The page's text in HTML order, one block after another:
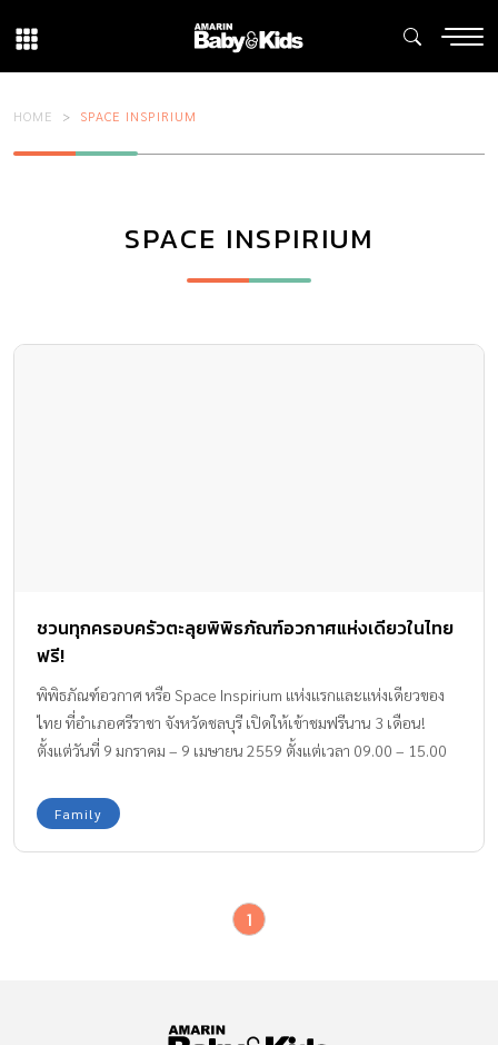
HOME SPACE INSPIRIUM
SPACE INSPIRIUM
ชวนทุกครอบครัวตะลุยพิพิธภัณฑ์อวกาศแห่งเดียวในไทย
ฟรี!
พิพิธภัณฑ์อวกาศ หรือ Space Inspirium แห่งแรกและแห่งเดียวของ
ไทย ที่อำเภอศรีราชา จังหวัดชลบุรี เปิดให้เข้าชมฟรีนาน 3 เดือน!
ตั้งแต่วันที่ 9 มกราคม – 9 เมษายน 2559 ตั้งแต่เวลา 09.00 – 15.00
Family
1